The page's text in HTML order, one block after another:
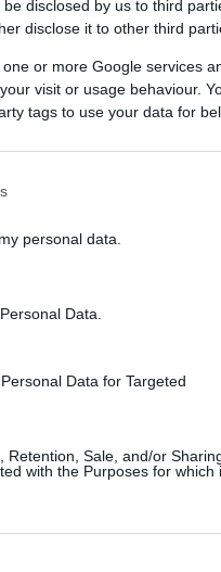
disclosed by us to third
disclose it to other third
or more Google services
visit or usage behaviour.
tags to use your data for
personal data.
Data.
Data for Targeted
Retention, Sale, and/or
with the Purposes for which
Google Hírek oldalán!